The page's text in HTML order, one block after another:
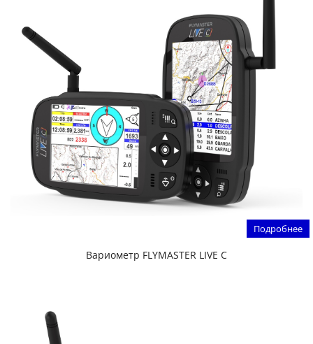
Подробнее
Вариометр FLYMASTER LIVE C